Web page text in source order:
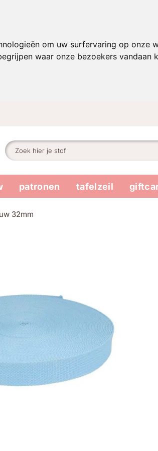
om uw surfervaring op onze
waar onze bezoekers vandaan
Zoek
patronen tafelzeil
32mm